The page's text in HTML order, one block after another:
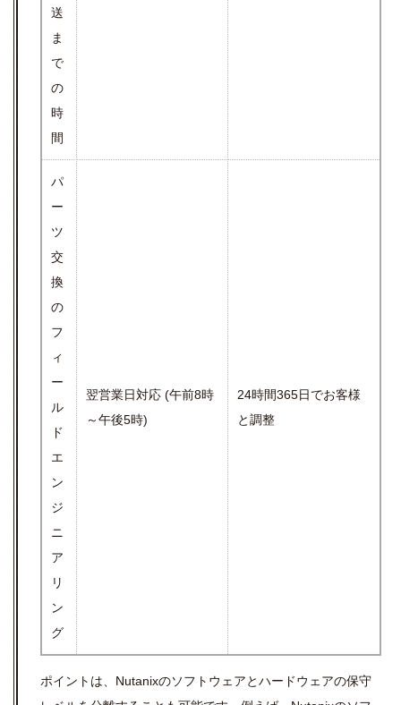
送
ま
で
の
時
間
パ
ー
ツ
交
換
の
フ
ィ
ー
ル
ド
エ
ン
ジ
ニ
ア
リ
ン
グ
翌営業日対応 (午前8時
～午後5時)
24時間365日でお客様
と調整
ポイントは、Nutanixのソフトウェアとハードウェアの保守